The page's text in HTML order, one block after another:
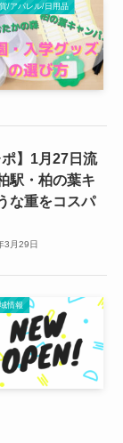
/アパレル/日用品
】1月27日流
駅・柏の葉キ
な重をコスパ
3月29日
情報